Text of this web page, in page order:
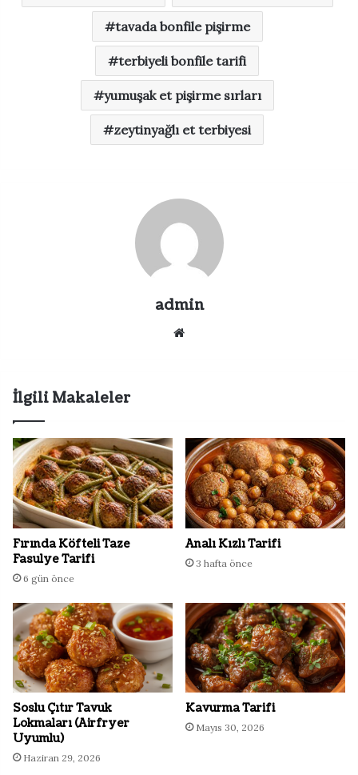
tavada bonfile pişirme
terbiyeli bonfile tarifi
yumuşak et pişirme sırları
zeytinyağlı et terbiyesi
admin
İlgili Makaleler
Fırında Köfteli Taze
Fasulye Tarifi
6 gün önce
Analı Kızlı Tarifi
3 hafta önce
Soslu Çıtır Tavuk
Lokmaları (Airfryer
Uyumlu)
Haziran 29, 2026
Kavurma Tarifi
Mayıs 30, 2026